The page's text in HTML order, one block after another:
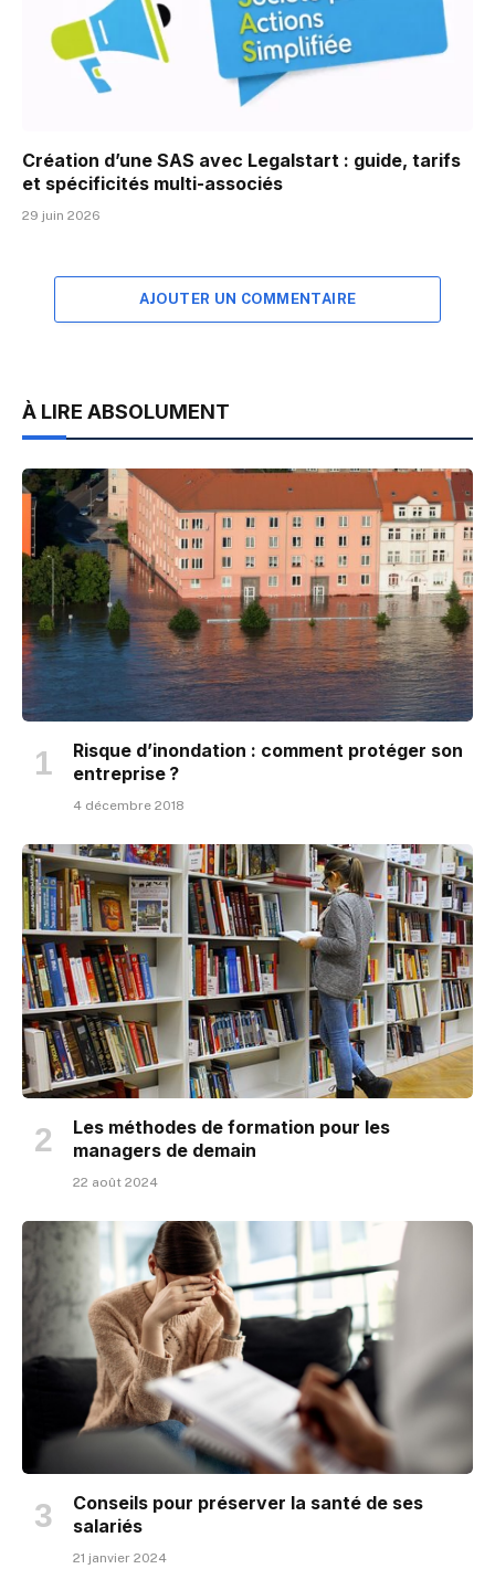
Création d’une SAS avec Legalstart : guide, tarifs
et spécificités multi-associés
29 juin 2026
AJOUTER UN COMMENTAIRE
À LIRE ABSOLUMENT
Risque d’inondation : comment protéger son
entreprise ?
4 décembre 2018
Les méthodes de formation pour les
managers de demain
22 août 2024
Conseils pour préserver la santé de ses
salariés
21 janvier 2024